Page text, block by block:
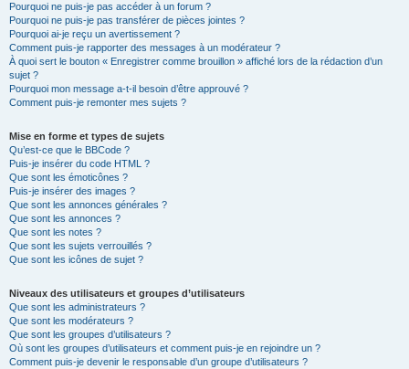
Pourquoi ne puis-je pas accéder à un forum ?
Pourquoi ne puis-je pas transférer de pièces jointes ?
Pourquoi ai-je reçu un avertissement ?
Comment puis-je rapporter des messages à un modérateur ?
À quoi sert le bouton « Enregistrer comme brouillon » affiché lors de la rédaction d’un
sujet ?
Pourquoi mon message a-t-il besoin d’être approuvé ?
Comment puis-je remonter mes sujets ?
Mise en forme et types de sujets
Qu’est-ce que le BBCode ?
Puis-je insérer du code HTML ?
Que sont les émoticônes ?
Puis-je insérer des images ?
Que sont les annonces générales ?
Que sont les annonces ?
Que sont les notes ?
Que sont les sujets verrouillés ?
Que sont les icônes de sujet ?
Niveaux des utilisateurs et groupes d’utilisateurs
Que sont les administrateurs ?
Que sont les modérateurs ?
Que sont les groupes d’utilisateurs ?
Où sont les groupes d’utilisateurs et comment puis-je en rejoindre un ?
Comment puis-je devenir le responsable d’un groupe d’utilisateurs ?